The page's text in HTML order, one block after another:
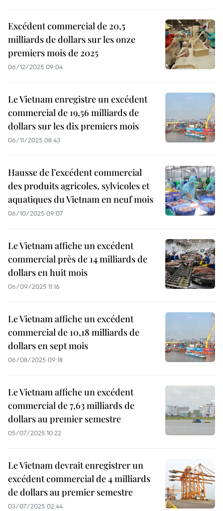
Excédent commercial de 20,5
milliards de dollars sur les onze
premiers mois de 2025
06/12/2025 09:04
Le Vietnam enregistre un excédent
commercial de 19,56 milliards de
dollars sur les dix premiers mois
06/11/2025 08:43
Hausse de l’excédent commercial
des produits agricoles, sylvicoles et
aquatiques du Vietnam en neuf mois
06/10/2025 09:07
Le Vietnam affiche un excédent
commercial près de 14 milliards de
dollars en huit mois
06/09/2025 11:16
Le Vietnam affiche un excédent
commercial de 10,18 milliards de
dollars en sept mois
06/08/2025 09:18
Le Vietnam affiche un excédent
commercial de 7,63 milliards de
dollars au premier semestre
05/07/2025 10:22
Le Vietnam devrait enregistrer un
excédent commercial de 4 milliards
de dollars au premier semestre
03/07/2025 02:44